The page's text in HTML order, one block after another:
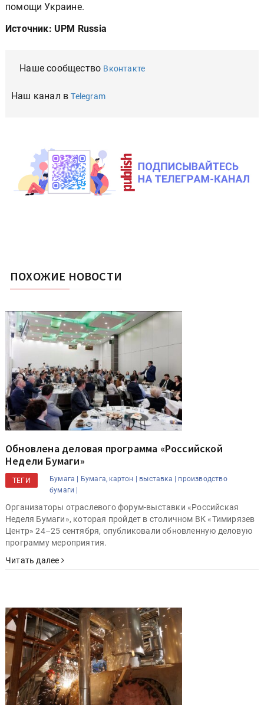
помощи Украине.
Источник: UPM Russia
Наше сообщество Вконтакте
Наш канал вTelegram
ПОХОЖИЕ НОВОСТИ
Обновлена деловая программа «Российской
Недели Бумаги»
ТЕГИ Бумага | Бумага, картон | выставка | производство
бумаги |
Организаторы отраслевого форум-выставки «Российская
Неделя Бумаги», которая пройдет в столичном ВК «Тимирязев
Центр» 24–25 сентября, опубликовали обновленную деловую
программу мероприятия.
Читать далее